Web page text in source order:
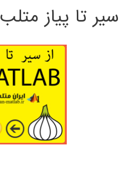
سیر تا پیاز متلب MATLAB